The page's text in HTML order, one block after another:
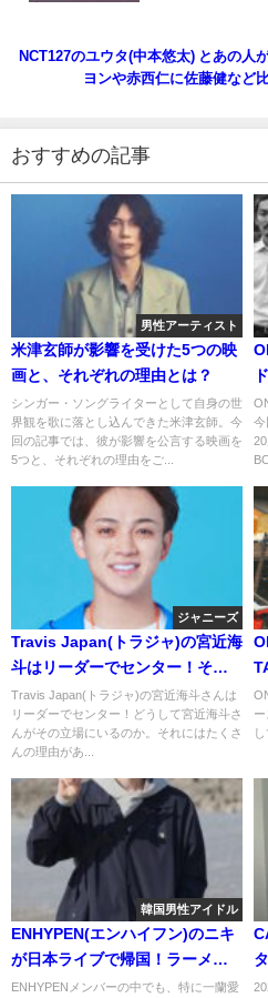
NCT127のユウタ(中本悠太) とあの人
ヨンや赤西仁に佐藤健など
おすすめの記事
男性アーティスト
米津玄師が影響を受けた5つの映
画と、それぞれの理由とは？
シンガー・ソングライターとして自身の世
界観を歌に落とし込んできた米津玄師。今
回の記事では、彼が影響を公言する映画を
5つと、それぞれの理由をご...
今
ジャニーズ
Travis Japan(トラジャ)の宮近海
斗はリーダーでセンター！その
理由を聞いて納得！
Travis Japan(トラジャ)の宮近海斗さんは
リーダーでセンター！どうして宮近海斗さ
んがその立場にいるのか。それにはたくさ
んの理由があ...
韓国男性アイドル
ENHYPEN(エンハイフン)のニキ
が日本ライブで帰国！ラーメン
屋の一蘭ごと差し入れがあった
ENHYPENメンバーの中でも、特に一蘭愛